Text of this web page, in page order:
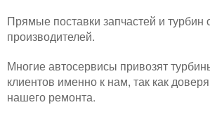
Прямые поставки запчастей и турбин
производителей.
Многие автосервисы привозят
клиентов именно к нам, так как
нашего ремонта.